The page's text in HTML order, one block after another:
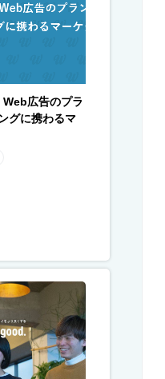
Web広告のプラ
グに携わるマ